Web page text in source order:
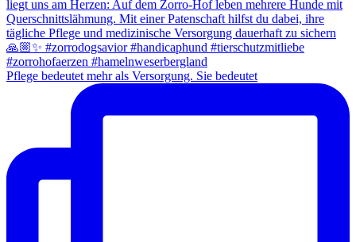
Pflege bedeutet mehr als Versorgung. Sie bedeutet